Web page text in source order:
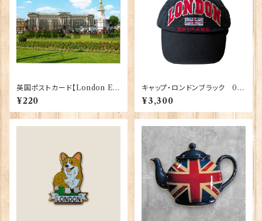
英国ポストカード【London E】
J.Salmon 90083-042
¥220
キャップ・ロンドンブラック 00
195
¥3,300